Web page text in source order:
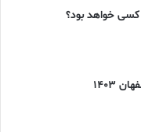
خواهد بود؟
1403